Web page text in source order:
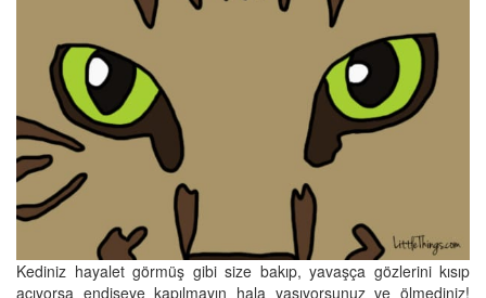
Kediniz hayalet görmüş gibi size bakıp, yavaşça gözlerini kısıp
açıyorsa endişeye kapılmayın hala yaşıyorsunuz ve ölmediniz!